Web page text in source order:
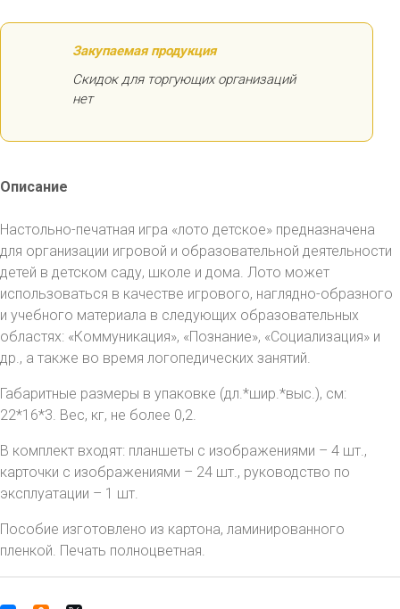
Закупаемая продукция
Скидок для торгующих организаций
нет
Описание
Настольно-печатная игра «лото детское» предназначена
для организации игровой и образовательной деятельности
детей в детском саду, школе и дома. Лото может
использоваться в качестве игрового, наглядно-образного
и учебного материала в следующих образовательных
областях: «Коммуникация», «Познание», «Социализация» и
др., а также во время логопедических занятий.
Габаритные размеры в упаковке (дл.*шир.*выс.), см:
22*16*3. Вес, кг, не более 0,2.
В комплект входят: планшеты с изображениями – 4 шт.,
карточки с изображениями – 24 шт., руководство по
эксплуатации – 1 шт.
Пособие изготовлено из картона, ламинированного
пленкой. Печать полноцветная.